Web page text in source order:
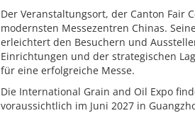
Der Veranstaltungsort, der Canton Fair
modernsten Messezentren Chinas.
erleichtert den Besuchern und
Einrichtungen und der strategischen
für eine erfolgreiche Messe.
Die International Grain and Oil Expo
voraussichtlich im Juni 2027 in